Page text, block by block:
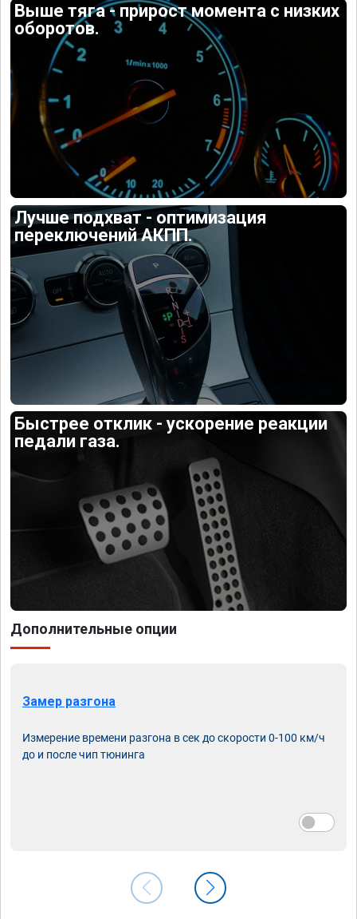
Выше тяга - прирост момента с низких
оборотов.
Лучше подхват - оптимизация
переключений АКПП.
Быстрее отклик - ускорение реакции
педали газа.
Дополнительные опции
Замер разгона
Измерение времени разгона в сек до скорости 0-100 км/ч
до и после чип тюнинга